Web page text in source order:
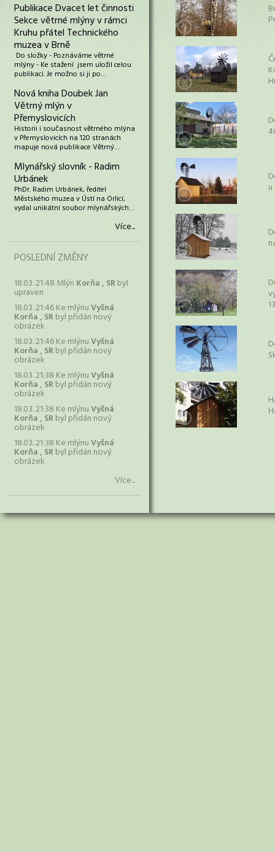
Publikace Dvacet let činnosti
Sekce větrné mlýny v rámci
Kruhu přátel Technického
muzea v Brně
Do složky - Poznáváme větrné
mlýny - Ke stažení jsem uložil celou
publikaci. Je možno si ji po…
Nová kniha Doubek Jan
Větrný mlýn v
Přemyslovicích
Historii i současnost větrného mlýna
v Přemyslovicích na 120 stranách
mapuje nová publikace Větrný…
Mlynářský slovník - Radim
Urbánek
PhDr. Radim Urbánek, ředitel
Městského muzea v Ústí na Orlicí,
vydal unikátní soubor mlynářských…
Více...
POSLEDNÍ ZMĚNY
18.03. 21:48 Mlýn Korňa , SRbyl
upraven
18.03. 21:46 Ke mlýnuVyšná
Korňa , SRbyl přidán nový
obrázek
18.03. 21:46 Ke mlýnuVyšná
Korňa , SRbyl přidán nový
obrázek
18.03. 21:38 Ke mlýnuVyšná
Korňa , SRbyl přidán nový
obrázek
18.03. 21:38 Ke mlýnuVyšná
Korňa , SRbyl přidán nový
obrázek
18.03. 21:38 Ke mlýnuVyšná
Korňa , SRbyl přidán nový
obrázek
Více...
u